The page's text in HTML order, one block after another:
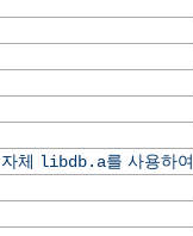
자체 libdb.a를 사용하여